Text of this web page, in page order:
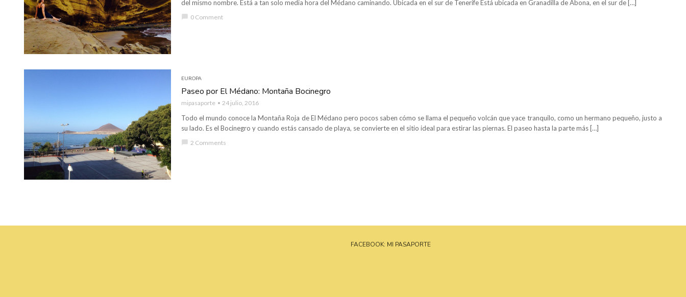
del mismo nombre. Está a tan solo media hora del Médano caminando. Ubicada en el sur de Tenerife Está ubicada en Granadilla de Abona, en el sur de […]
chat_bubble 0 Comment
EUROPA
Paseo por El Médano: Montaña Bocinegro
mipasaporte 24 julio, 2016
Todo el mundo conoce la Montaña Roja de El Médano pero pocos saben cómo se llama el pequeño volcán que yace tranquilo, como un hermano pequeño, justo a
su lado. Es el Bocinegro y cuando estás cansado de playa, se convierte en el sitio ideal para estirar las piernas. El paseo hasta la parte más […]
chat_bubble 2 Comments
FACEBOOK: MI PASAPORTE